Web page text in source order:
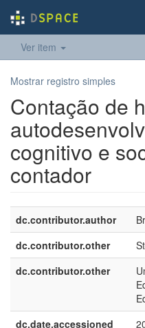
Ver item
Mostrar registro simples
Contação de
cognitivo e
contador
dc.contributor.author
dc.contributor.other
dc.contributor.other
dc.date.accessioned